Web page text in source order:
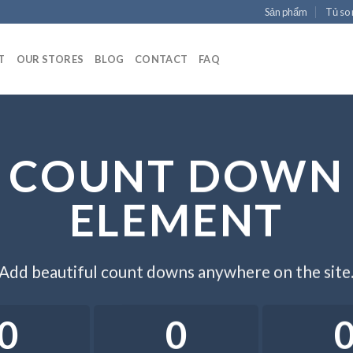
Sản phẩm Tủ so
OUR STORES BLOG CONTACT FAQ
COUNT DOWN
ELEMENT
Add beautiful count downs anywhere on the
0